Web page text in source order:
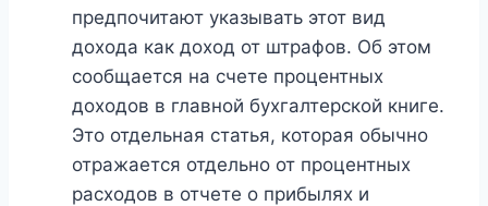
предпочитают указывать этот вид
дохода как доход от штрафов. Об этом
сообщается на счете процентных
доходов в главной бухгалтерской книге.
Это отдельная статья, которая обычно
отражается отдельно от процентных
расходов в отчете о прибылях и